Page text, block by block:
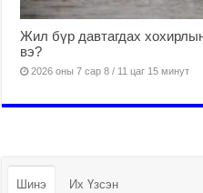
Жил бүр давтагдах
вэ?
2026 оны 7 сар 8 / 11 цаг 15 минут
Шинэ Их Үзсэн